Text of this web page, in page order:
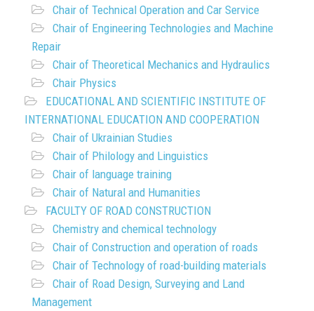
Chair of Technical Operation and Car Service
Chair of Engineering Technologies and Machine
Repair
Chair of Theoretical Mechanics and Hydraulics
Chair Physics
EDUCATIONAL AND SCIENTIFIC INSTITUTE OF
INTERNATIONAL EDUCATION AND COOPERATION
Chair of Ukrainian Studies
Chair of Philology and Linguistics
Chair of language training
Chair of Natural and Humanities
FACULTY OF ROAD CONSTRUCTION
Chemistry and chemical technology
Chair of Construction and operation of roads
Chair of Technology of road-building materials
Chair of Road Design, Surveying and Land
Management